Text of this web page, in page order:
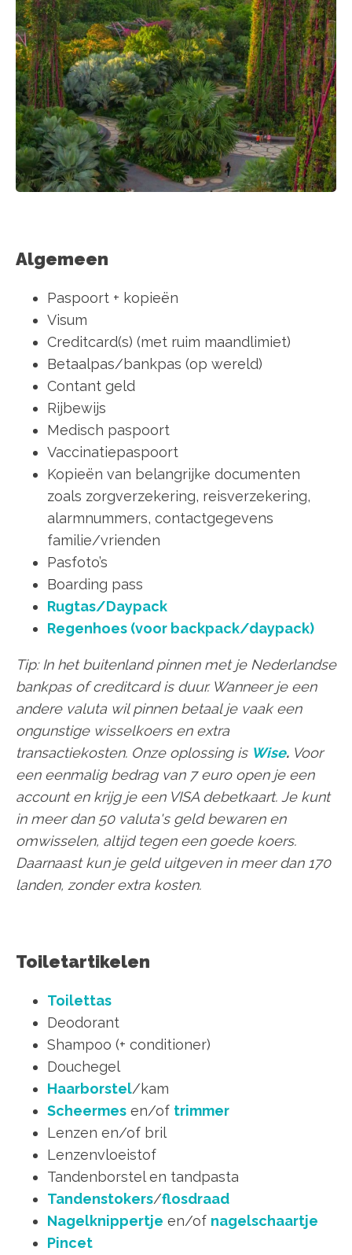
Algemeen
Paspoort + kopieën
Visum
Creditcard(s) (met ruim maandlimiet)
Betaalpas/bankpas (op wereld)
Contant geld
Rijbewijs
Medisch paspoort
Vaccinatiepaspoort
Kopieën van belangrijke documenten
zoals zorgverzekering, reisverzekering,
alarmnummers, contactgegevens
familie/vrienden
Pasfoto’s
Boarding pass
Rugtas/Daypack
Regenhoes (voor backpack/daypack)
Tip: In het buitenland pinnen met je Nederlandse
bankpas of creditcard is duur. Wanneer je een
andere valuta wil pinnen betaal je vaak een
ongunstige wisselkoers en extra
transactiekosten. Onze oplossing is Wise. Voor
een eenmalig bedrag van 7 euro open je een
account en krijg je een VISA debetkaart. Je kunt
in meer dan 50 valuta's geld bewaren en
omwisselen, altijd tegen een goede koers.
Daarnaast kun je geld uitgeven in meer dan 170
landen, zonder extra kosten.
Toiletartikelen
Toilettas
Deodorant
Shampoo (+ conditioner)
Douchegel
Haarborstel/kam
Scheermes en/of trimmer
Lenzen en/of bril
Lenzenvloeistof
Tandenborstel en tandpasta
Tandenstokers/flosdraad
Nagelknippertje en/of nagelschaartje
Pincet